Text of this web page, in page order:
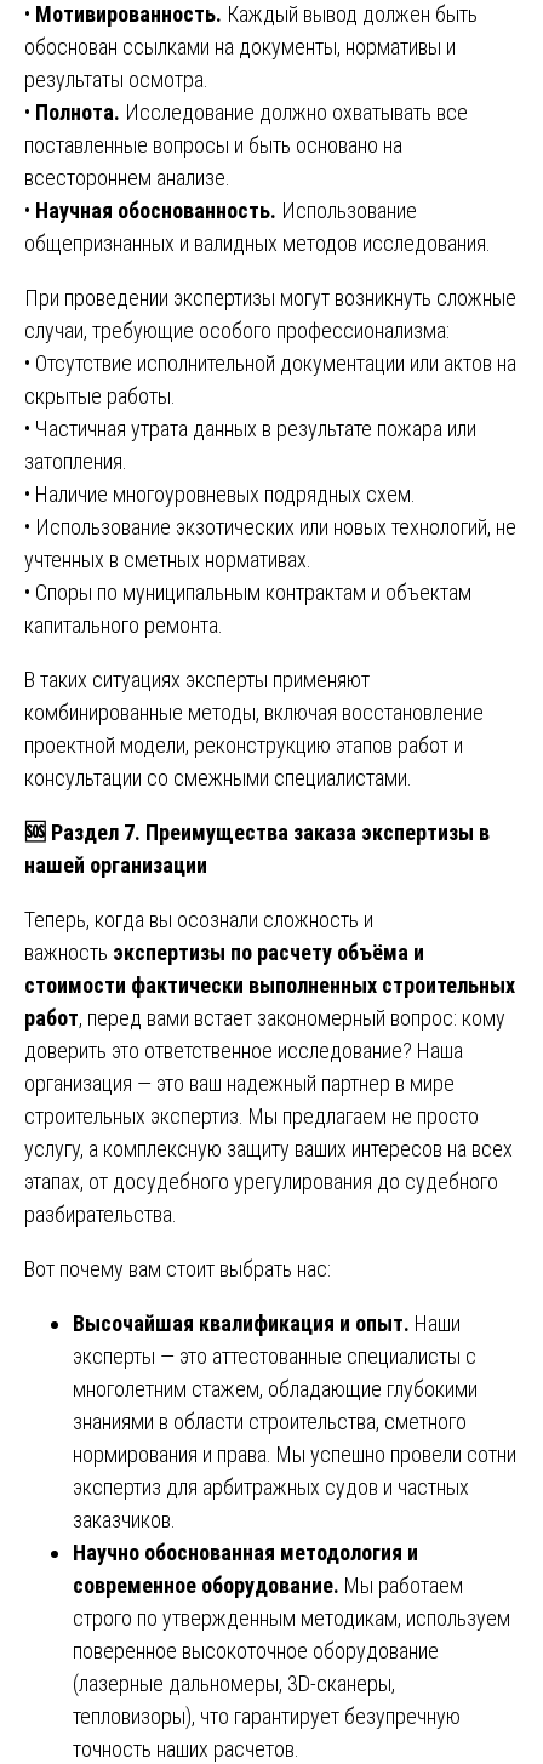
• Мотивированность. Каждый вывод должен быть
обоснован ссылками на документы, нормативы и
результаты осмотра.
• Полнота. Исследование должно охватывать все
поставленные вопросы и быть основано на
всестороннем анализе.
• Научная обоснованность. Использование
общепризнанных и валидных методов исследования.
При проведении экспертизы могут возникнуть сложные
случаи, требующие особого профессионализма:
• Отсутствие исполнительной документации или актов на
скрытые работы.
• Частичная утрата данных в результате пожара или
затопления.
• Наличие многоуровневых подрядных схем.
• Использование экзотических или новых технологий, не
учтенных в сметных нормативах.
• Споры по муниципальным контрактам и объектам
капитального ремонта.
В таких ситуациях эксперты применяют
комбинированные методы, включая восстановление
проектной модели, реконструкцию этапов работ и
консультации со смежными специалистами.
🆘 Раздел 7. Преимущества заказа экспертизы в
нашей организации
Теперь, когда вы осознали сложность и
важность экспертизы по расчету объёма и
стоимости фактически выполненных строительных
работ, перед вами встает закономерный вопрос: кому
доверить это ответственное исследование? Наша
организация — это ваш надежный партнер в мире
строительных экспертиз. Мы предлагаем не просто
услугу, а комплексную защиту ваших интересов на всех
этапах, от досудебного урегулирования до судебного
разбирательства.
Вот почему вам стоит выбрать нас:
Высочайшая квалификация и опыт. Наши
эксперты — это аттестованные специалисты с
многолетним стажем, обладающие глубокими
знаниями в области строительства, сметного
нормирования и права. Мы успешно провели сотни
экспертиз для арбитражных судов и частных
заказчиков.
Научно обоснованная методология и
современное оборудование. Мы работаем
строго по утвержденным методикам, используем
поверенное высокоточное оборудование
(лазерные дальномеры, 3D-сканеры,
тепловизоры), что гарантирует безупречную
точность наших расчетов.